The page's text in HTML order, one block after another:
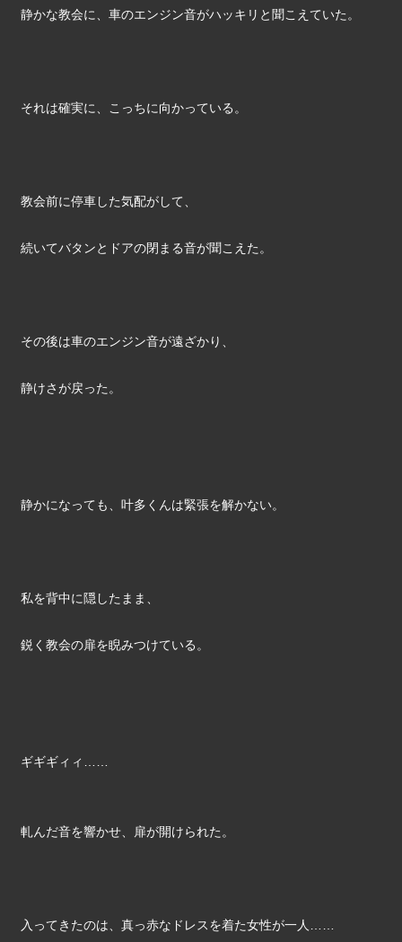
静かな教会に、車のエンジン音がハッキリと聞こえていた。
それは確実に、こっちに向かっている。
教会前に停車した気配がして、
続いてバタンとドアの閉まる音が聞こえた。
その後は車のエンジン音が遠ざかり、
静けさが戻った。
静かになっても、叶多くんは緊張を解かない。
私を背中に隠したまま、
鋭く教会の扉を睨みつけている。
ギギギィィ……
軋んだ音を響かせ、扉が開けられた。
入ってきたのは、真っ赤なドレスを着た女性が一人……